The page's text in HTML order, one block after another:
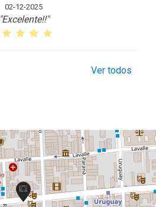
02-12-2025
"Excelente!!"
Ver todos